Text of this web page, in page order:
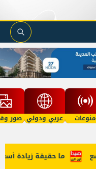
منوعات عربي ودولي صور
ما حقيقة زيادة أسعار